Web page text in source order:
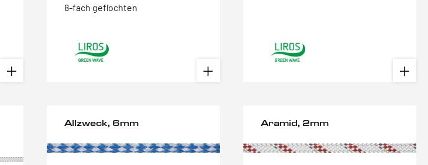
8-fach geflochten
Allzweck, 6mm Aramid, 2mm